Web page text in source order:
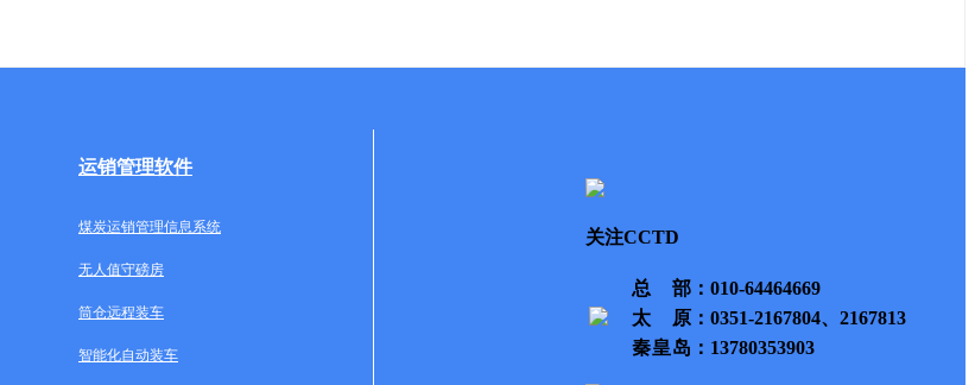
运销管理软件
煤炭运销管理信息系统
无人值守磅房
筒仓远程装车
智能化自动装车
关注CCTD
总部 ：010-64464669
太原 ：0351-2167804、2167813
秦皇岛 ：13780353903